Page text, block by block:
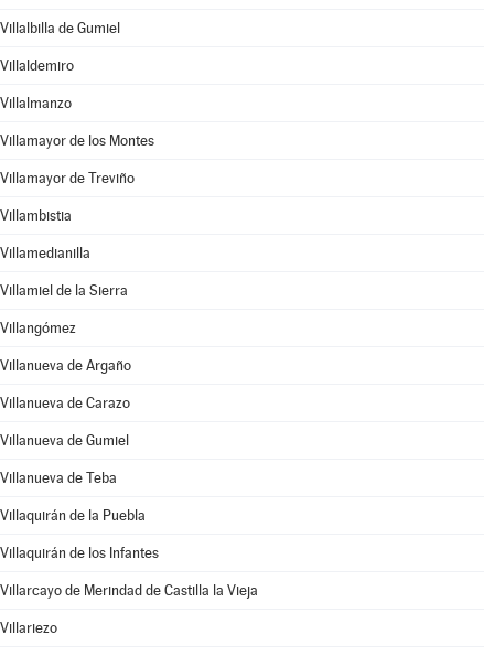
Villalbilla de Gumiel
Villaldemiro
Villalmanzo
Villamayor de los Montes
Villamayor de Treviño
Villambistia
Villamedianilla
Villamiel de la Sierra
Villangómez
Villanueva de Argaño
Villanueva de Carazo
Villanueva de Gumiel
Villanueva de Teba
Villaquirán de la Puebla
Villaquirán de los Infantes
Villarcayo de Merindad de Castilla la Vieja
Villariezo